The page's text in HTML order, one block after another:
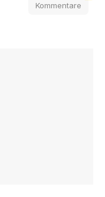
Kommentare